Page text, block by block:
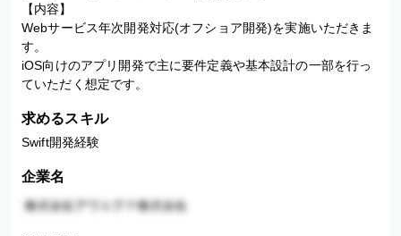
【内容】
Webサービス年次開発対応(オフショア開発)を実施いただきま
す。
iOS向けのアプリ開発で主に要件定義や基本設計の一部を行っ
ていただく想定です。
求めるスキル
Swift開発経験
企業名